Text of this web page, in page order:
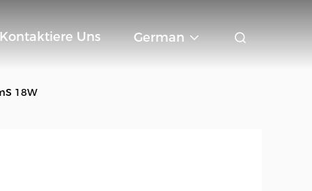
Kontaktiere Uns German
18W